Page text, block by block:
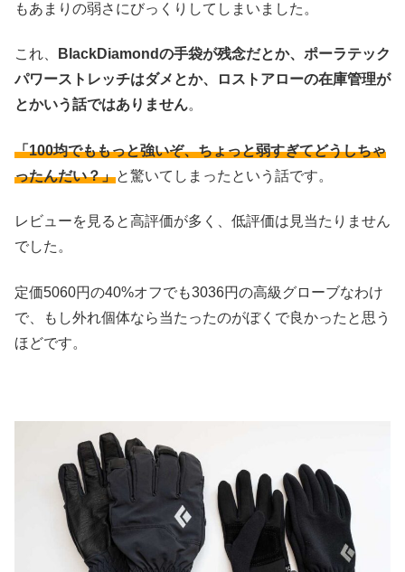
もあまりの弱さにびっくりしてしまいました。
これ、
BlackDiamondの手袋が残念だとか、ポーラテック
パワーストレッチはダメとか、ロストアローの在庫管理が
とかいう話ではありません。
「100均でももっと強いぞ、ちょっと弱すぎてどうしちゃ
ったんだい？」と驚いてしまったという話です。
レビューを見ると高評価が多く、低評価は見当たりません
でした。
定価5060円の40%オフでも3036円の高級グローブなわけ
で、もし外れ個体なら当たったのがぼくで良かったと思う
ほどです。